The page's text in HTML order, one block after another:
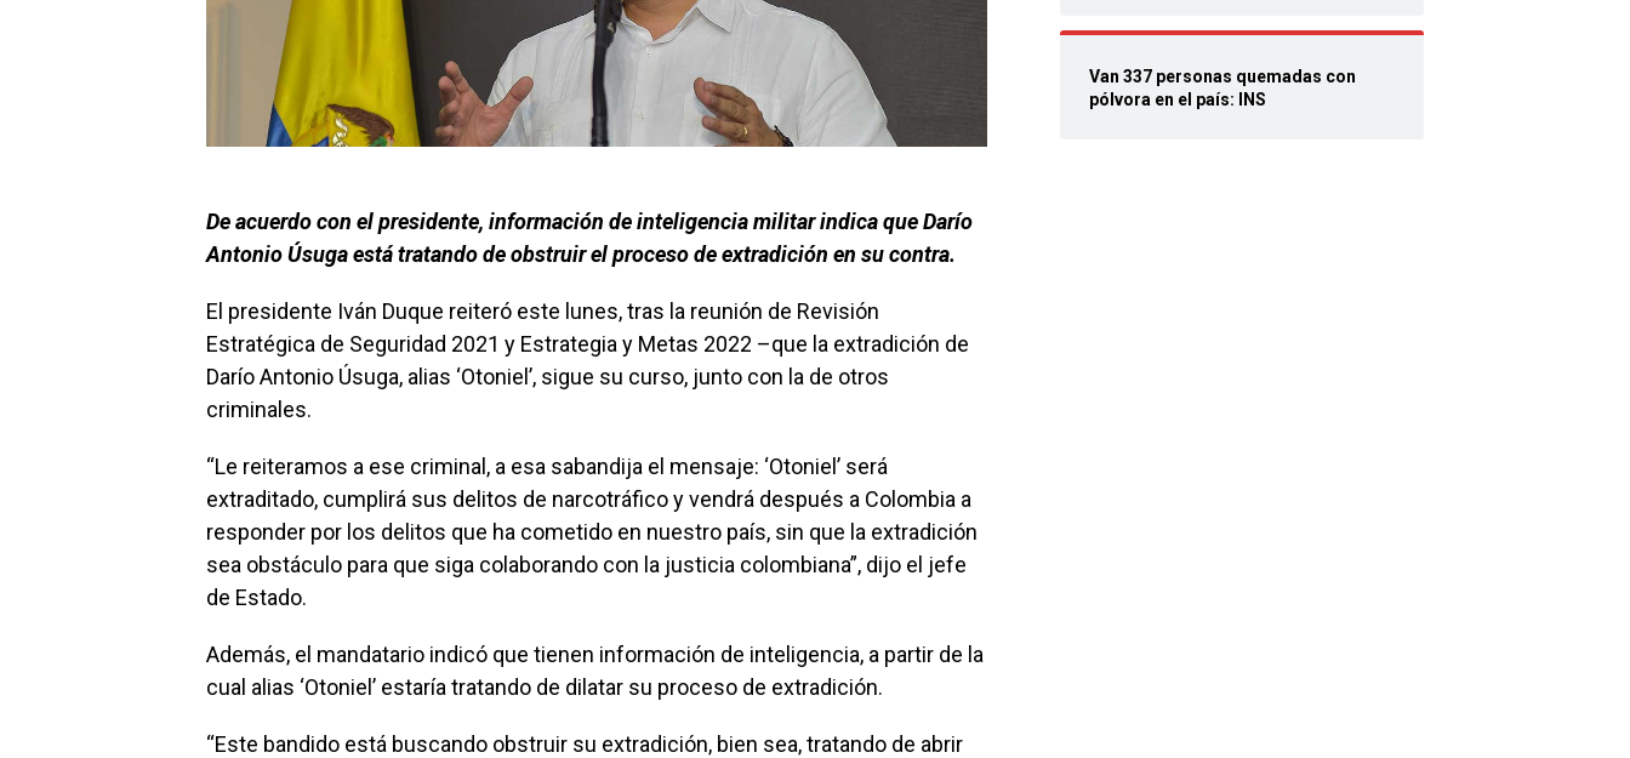
De acuerdo con el presidente, información de inteligencia militar indica que Darío
Antonio Úsuga está tratando de obstruir el proceso de extradición en su contra.
El presidente Iván Duque reiteró este lunes, tras la reunión de Revisión
Estratégica de Seguridad 2021 y Estrategia y Metas 2022 –que la extradición de
Darío Antonio Úsuga, alias ‘Otoniel’, sigue su curso, junto con la de otros
criminales.
“Le reiteramos a ese criminal, a esa sabandija el mensaje: ‘Otoniel’ será
extraditado, cumplirá sus delitos de narcotráfico y vendrá después a Colombia a
responder por los delitos que ha cometido en nuestro país, sin que la extradición
sea obstáculo para que siga colaborando con la justicia colombiana”, dijo el jefe
de Estado.
Además, el mandatario indicó que tienen información de inteligencia, a partir de la
cual alias ‘Otoniel’ estaría tratando de dilatar su proceso de extradición.
“Este bandido está buscando obstruir su extradición, bien sea, tratando de abrir
Van 337 personas quemadas con
pólvora en el país: INS